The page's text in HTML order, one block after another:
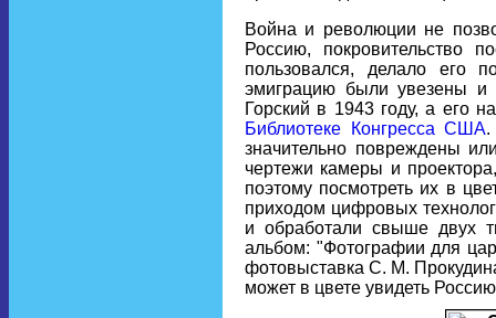
Война и революции не
Россию, покровительство
пользовался, делало его
эмиграцию были увезены и
Горский в 1943 году, а его
Библиотеке Конгресса США.
значительно повреждены
чертежи камеры и
поэтому посмотреть их в
приходом цифровых
и обработали свыше двух
альбом: "Фотографии для
фотовыставка С. М.
может в цвете увидеть